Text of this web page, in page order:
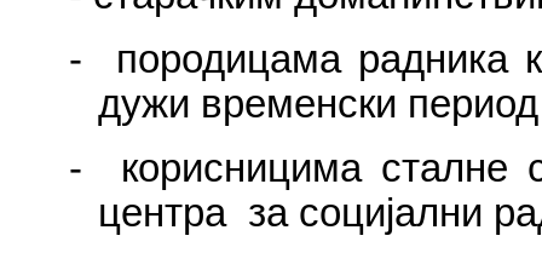
-
породицама радника
дужи временски период
-
корисницима сталне
центра за социјални